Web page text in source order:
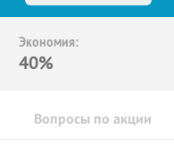
Экономия:
40%
Вопросы по акции